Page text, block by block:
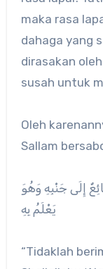
maka rasa
dahaga yang
dirasakan
susah untuk
Oleh
Sallam
إِلَى جَنْبِهِ وَهُوَ
يَعْلَمُ بِهِ
“Tidaklah